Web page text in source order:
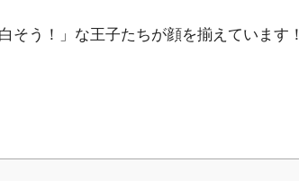
そう！」な王子たちが顔を揃えています！